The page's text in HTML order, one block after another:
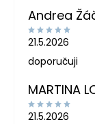
Andrea
21.5.2026
doporučuji
MARTINA
21.5.2026